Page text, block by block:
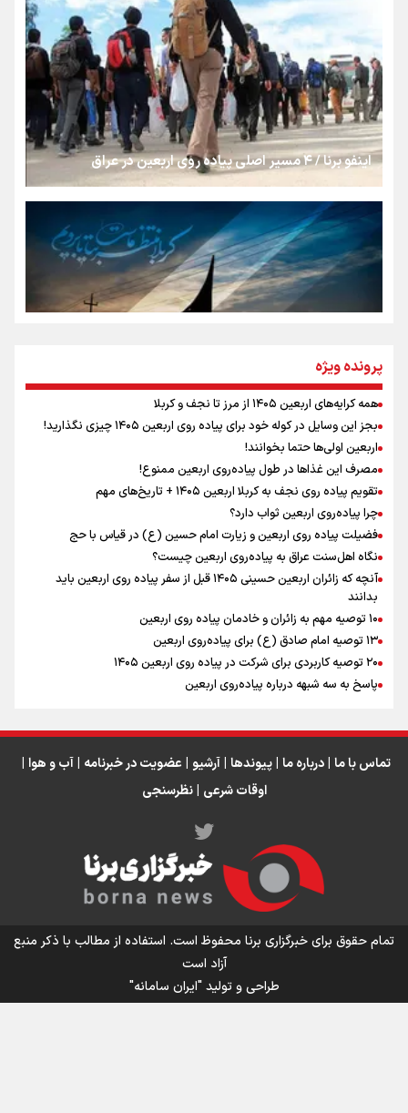
روایت ایران از کنار مردم
از طلوع خیابان‌ها تا غروب اشک
جمله‌ای که بغض چهارماهه را شکست؛ «آهای مردم، آقا از
تهران رفتند»
سه حسرتی که به دلم ماند
نگاه تمدنی رهبر شهید به فضای مجازی
رابطه کارگر و کارفرما در اندیشه رهبر شهید: از تضاد به
زوجیت
اینفو برنا / ۴ مسیر اصلی پیاده روی اربعین در عراق
اینفو برنا / توصیه‌هایی طلایی برای پیاده روی اربعین
اینفو برنا / جدول کامل فاصله مرز شلمچه تا شهرهای زیارتی
عراق
اینفو برنا/ میزان مالیات بر ارزش افزوده چقدر است؟
پرونده ویژه
همه کرایه‌های اربعین ۱۴۰۵ از مرز تا نجف و کربلا
بجز این وسایل در کوله خود برای پیاده روی اربعین ۱۴۰۵ چیزی نگذارید!
اربعین اولی‌ها حتما بخوانند!
مصرف این غذاها در طول پیاده‌روی اربعین ممنوع!
تقویم پیاده روی نجف به کربلا اربعین ۱۴۰۵ + تاریخ‌های مهم
چرا پیاده‌روی اربعین ثواب دارد؟
فضیلت پیاده روی اربعین و زیارت امام حسین (ع) در قیاس با حج
نگاه اهل‌سنت عراق به پیاده‌روی اربعین چیست؟
آنچه که زائران اربعین حسینی ۱۴۰۵ قبل از سفر پیاده روی اربعین باید
بدانند
۱۰ توصیه مهم به زائران و خادمان پیاده روی اربعین
۱۳ توصیه امام صادق (ع) برای پیاده‌روی اربعین
۲۰ توصیه کاربردی برای شرکت در پیاده روی اربعین ۱۴۰۵
پاسخ به سه‌ شبهه درباره پیاده‌روی اربعین
تماس با ما | درباره ما | پیوندها | آرشیو | عضویت در خبرنامه | آب و هوا |
اوقات شرعی | نظرسنجی
تمام حقوق برای خبرگزاری برنا محفوظ است. استفاده از مطالب با ذکر منبع
آزاد است
طراحی و تولید"ایران سامانه"